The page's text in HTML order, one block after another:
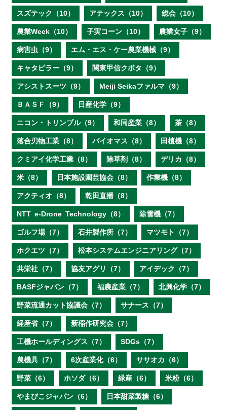
スズテック（10） アテックス（10） 総会（10）
農業Week（10） 子実コーン（10） 農業女子（9）
病害虫（9） エム・エス・ケー農業機械（9）
キャタピラー（9） 関東甲信クボタ（9）
アシストスーツ（9） Meiji Seikaファルマ（9）
ＢＡＳＦ（9） 日産化学（9）
ニコン・トリンブル（9） 和同産業（8） 茶（8）
落合刃物工業（8） バイオマス（8） 田植機（8）
クミアイ化学工業（8） 除草剤（8） デリカ（8）
米（8） 日本施設園芸協会（8） 作業機（8）
アクティオ（8） 乾田直播（8）
NTT e‐Drone Technology（8） 除雪機（7）
ゴルフ場（7） 石井製作所（7） マツモト（7）
ホクエツ（7） 松本システムエンジニアリング（7）
共栄社（7） 協友アグリ（7） アイデック（7）
BASFジャパン（7） 福農産業（7） 北興化学（7）
野菜流通カット協議会（7） サナース（7）
経産省（7） 新稲作研究会（7）
工機ホールディングス（7） SDGs（7）
農機具（7） 6次産業化（6） ササオカ（6）
野菜（6） ホソダ（6） 緑産（6） 米粉（6）
やまびこジャパン（6） 日本甜菜製糖（6）